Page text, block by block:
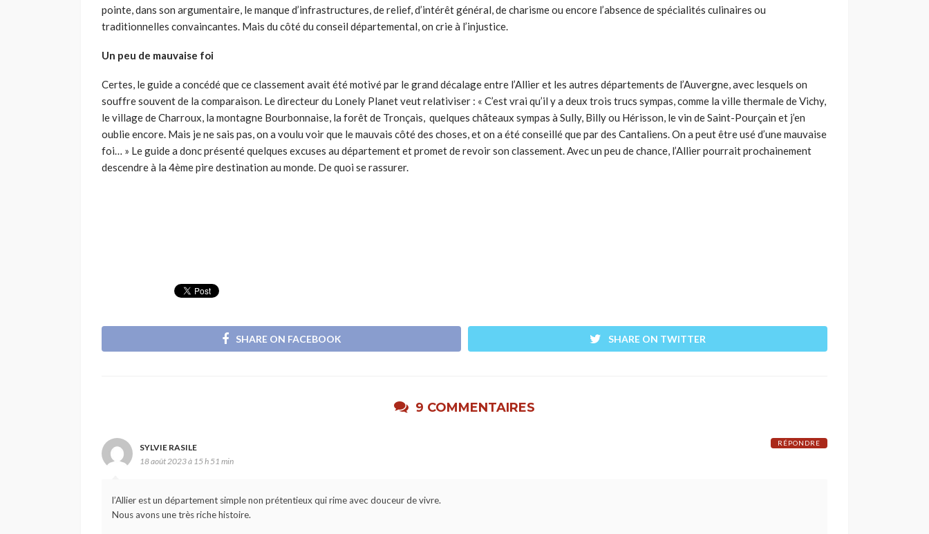
pointe, dans son argumentaire, le manque d’infrastructures, de relief, d’intérêt général, de charisme ou encore l’absence de spécialités culinaires ou
traditionnelles convaincantes. Mais du côté du conseil départemental, on crie à l’injustice.
Un peu de mauvaise foi
Certes, le guide a concédé que ce classement avait été motivé par le grand décalage entre l’Allier et les autres départements de l’Auvergne, avec lesquels on
souffre souvent de la comparaison. Le directeur du Lonely Planet veut relativiser : « C’est vrai qu’il y a deux trois trucs sympas, comme la ville thermale de Vichy,
le village de Charroux, la montagne Bourbonnaise, la forêt de Tronçais, quelques châteaux sympas à Sully, Billy ou Hérisson, le vin de Saint-Pourçain et j’en
oublie encore. Mais je ne sais pas, on a voulu voir que le mauvais côté des choses, et on a été conseillé que par des Cantaliens. On a peut être usé d’une mauvaise
foi… » Le guide a donc présenté quelques excuses au département et promet de revoir son classement. Avec un peu de chance, l’Allier pourrait prochainement
descendre à la 4ème pire destination au monde. De quoi se rassurer.
SHARE ON FACEBOOK SHARE ON TWITTER
9 COMMENTAIRES
SYLVIE RASILE
18 août 2023 à 15 h 51 min
l’Allier est un département simple non prétentieux qui rime avec douceur de vivre.
Nous avons une très riche histoire.
RÉPONDRE